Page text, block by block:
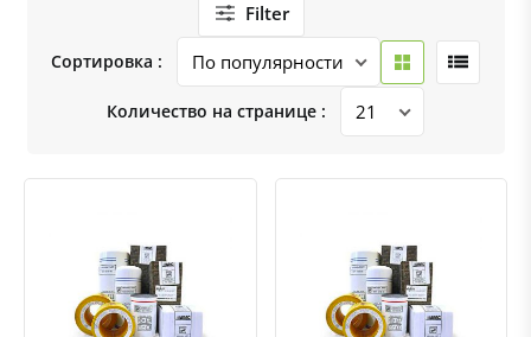
Filter
Сортировка :
Количество на странице :
Быстрый просмотр
Добавить к сравнению
Добавить в избранное Быстрый просмотр
Добавить к сравнению
Добавить в избранное